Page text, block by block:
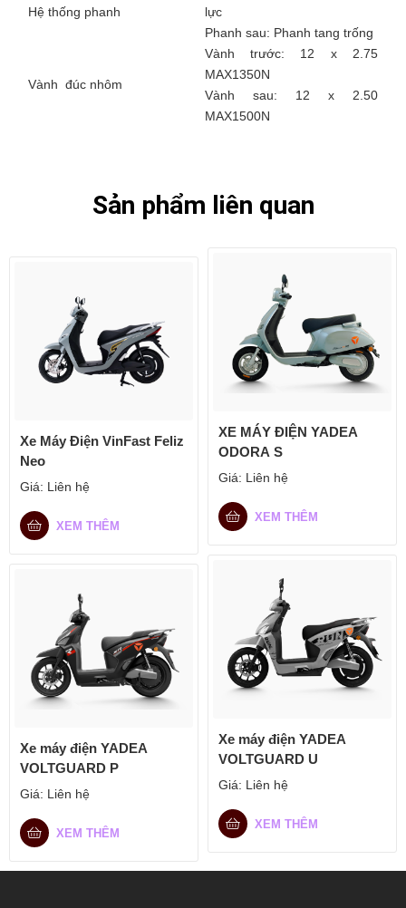
Hệ thống phanh
lực
Phanh sau: Phanh tang trống
Vành đúc nhôm
Vành trước: 12 x 2.75
MAX1350N
Vành sau: 12 x 2.50
MAX1500N
Sản phẩm liên quan
XE MÁY ĐIỆN YADEA
ODORA S
Giá: Liên hệ
XEM THÊM
Xe Máy Điện VinFast Feliz
Neo
Giá: Liên hệ
XEM THÊM
Xe máy điện YADEA
VOLTGUARD U
Giá: Liên hệ
XEM THÊM
Xe máy điện YADEA
VOLTGUARD P
Giá: Liên hệ
XEM THÊM